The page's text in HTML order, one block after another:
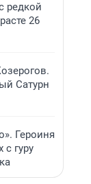
редкой
26
Сатурн
Героиня
гуру